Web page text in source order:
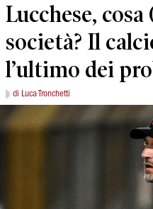
Lucchese,
società? Il
l’ultimo dei
di Luca Tronchetti